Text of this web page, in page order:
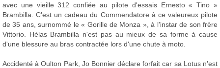
avec une vieille 312 confiée au pilote d'essais Ernesto « Tino »
Brambilla. C'est un cadeau du Commendatore à ce valeureux pilote
de 35 ans, surnommé le « Gorille de Monza », à l'instar de son frère
Vittorio. Hélas Brambilla n'est pas au mieux de sa forme à cause
d'une blessure au bras contractée lors d'une chute à moto.
Accidenté à Oulton Park, Jo Bonnier déclare forfait car sa Lotus n'est